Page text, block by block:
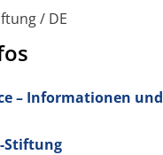
/ DE
– Informationen und
Stiftung